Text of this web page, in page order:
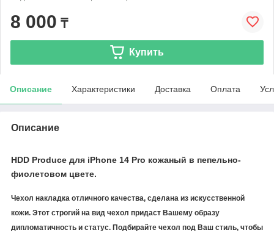
8 000 ₸
Купить
Описание Характеристики Доставка Оплата
Описание
HDD Produce для iPhone 14 Pro кожаный в пепельно-
фиолетовом цвете.
Чехол накладка отличного качества, сделана из искусственной
кожи. Этот строгий на вид чехол придаст Вашему образу
дипломатичность и статус. Подбирайте чехол под Ваш стиль, чтобы